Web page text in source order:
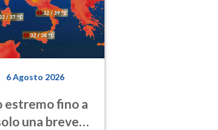
6 Agosto 2026
estremo fino a
una breve